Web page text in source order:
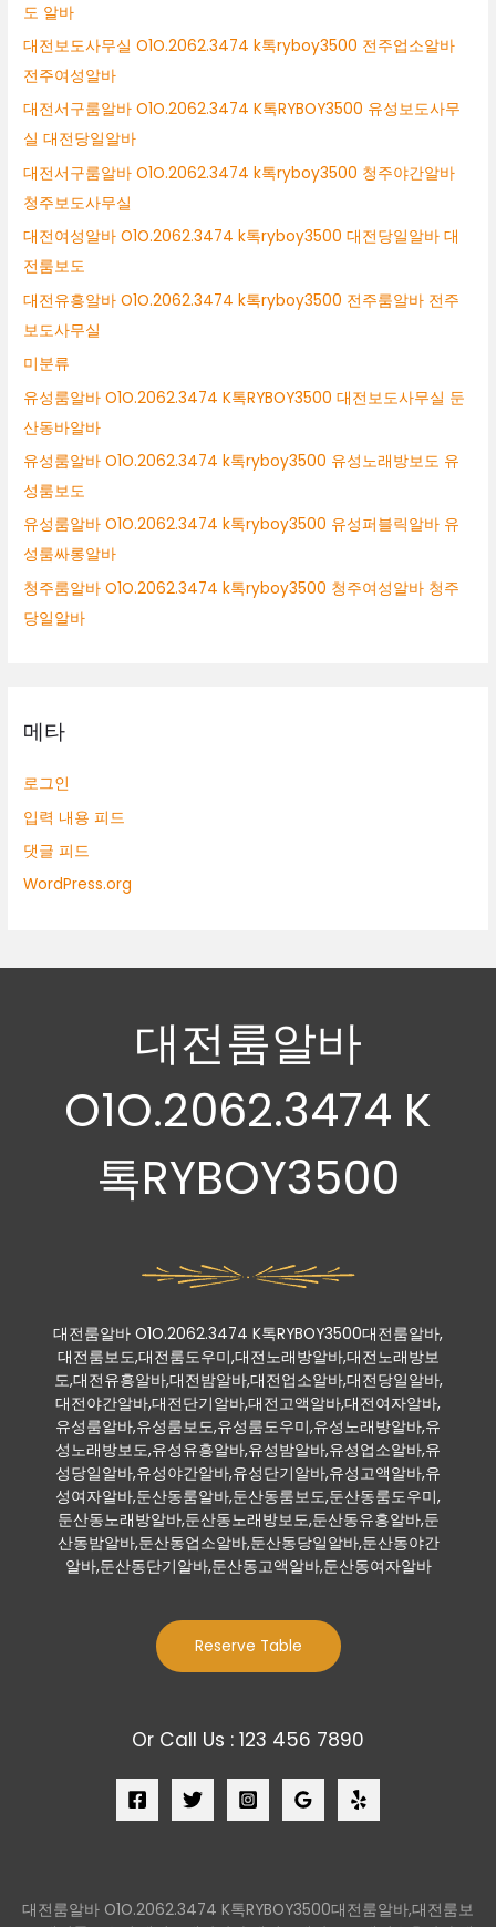
도 알바
대전보도사무실 O1O.2062.3474 k톡ryboy3500 전주업소알바
전주여성알바
대전서구룸알바 O1O.2062.3474 K톡RYBOY3500 유성보도사무
실 대전당일알바
대전서구룸알바 O1O.2062.3474 k톡ryboy3500 청주야간알바
청주보도사무실
대전여성알바 O1O.2062.3474 k톡ryboy3500 대전당일알바 대
전룸보도
대전유흥알바 O1O.2062.3474 k톡ryboy3500 전주룸알바 전주
보도사무실
미분류
유성룸알바 O1O.2062.3474 K톡RYBOY3500 대전보도사무실 둔
산동바알바
유성룸알바 O1O.2062.3474 k톡ryboy3500 유성노래방보도 유
성룸보도
유성룸알바 O1O.2062.3474 k톡ryboy3500 유성퍼블릭알바 유
성룸싸롱알바
청주룸알바 O1O.2062.3474 k톡ryboy3500 청주여성알바 청주
당일알바
메타
로그인
입력 내용 피드
댓글 피드
WordPress.org
대전룸알바
O1O.2062.3474 K
톡RYBOY3500
대전룸알바 O1O.2062.3474 K톡RYBOY3500대전룸알바,
대전룸보도,대전룸도우미,대전노래방알바,대전노래방보
도,대전유흥알바,대전밤알바,대전업소알바,대전당일알바,
대전야간알바,대전단기알바,대전고액알바,대전여자알바,
유성룸알바,유성룸보도,유성룸도우미,유성노래방알바,유
성노래방보도,유성유흥알바,유성밤알바,유성업소알바,유
성당일알바,유성야간알바,유성단기알바,유성고액알바,유
성여자알바,둔산동룸알바,둔산동룸보도,둔산동룸도우미,
둔산동노래방알바,둔산동노래방보도,둔산동유흥알바,둔
산동밤알바,둔산동업소알바,둔산동당일알바,둔산동야간
알바,둔산동단기알바,둔산동고액알바,둔산동여자알바
Reserve Table
Or Call Us : 123 456 7890
대전룸알바 O1O.2062.3474 K톡RYBOY3500대전룸알바,대전룸보